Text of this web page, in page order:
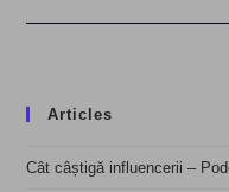
Articles
Cât câștigă influencerii –